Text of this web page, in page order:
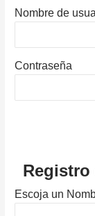
Nombre de
Contraseña
Registro
Escoja un